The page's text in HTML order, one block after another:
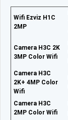
Wifi Ezviz H1C
2MP
Camera H3C 2K
3MP Color Wifi
Camera H3C
2K+ 4MP Color
Wifi
Camera H3C
2MP Color Wifi